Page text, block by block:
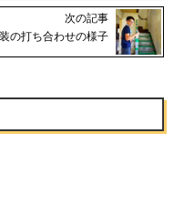
次の記事
の打ち合わせの様子